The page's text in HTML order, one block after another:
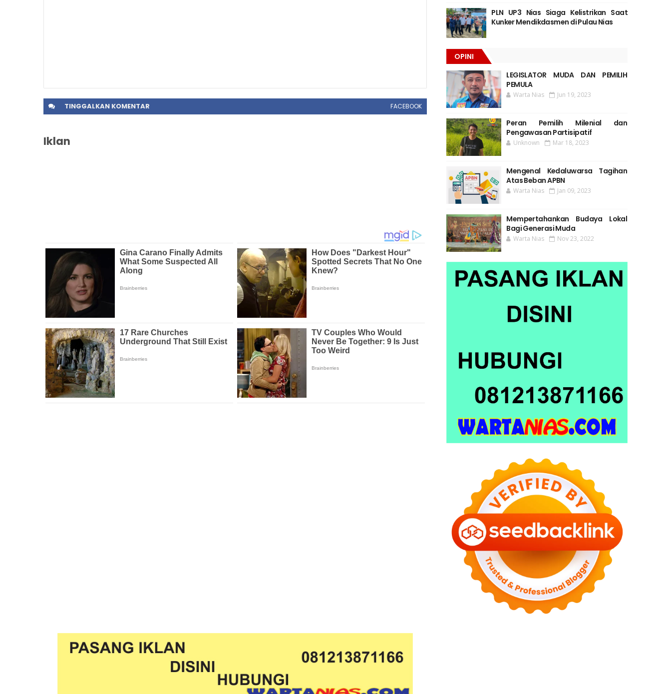
TINGGALKAN KOMENTAR FACEBOOK
Iklan
PLN UP3 Nias Siaga Kelistrikan Saat
Kunker Mendikdasmen di Pulau Nias
OPINI
LEGISLATOR MUDA DAN PEMILIH
PEMULA
Warta Nias Jun 19, 2023
Peran Pemilih Milenial dan
Pengawasan Partisipatif
Unknown Mar 18, 2023
Mengenal Kedaluwarsa Tagihan
Atas Beban APBN
Warta Nias Jan 09, 2023
Mempertahankan Budaya Lokal
Bagi Generasi Muda
Warta Nias Nov 23, 2022